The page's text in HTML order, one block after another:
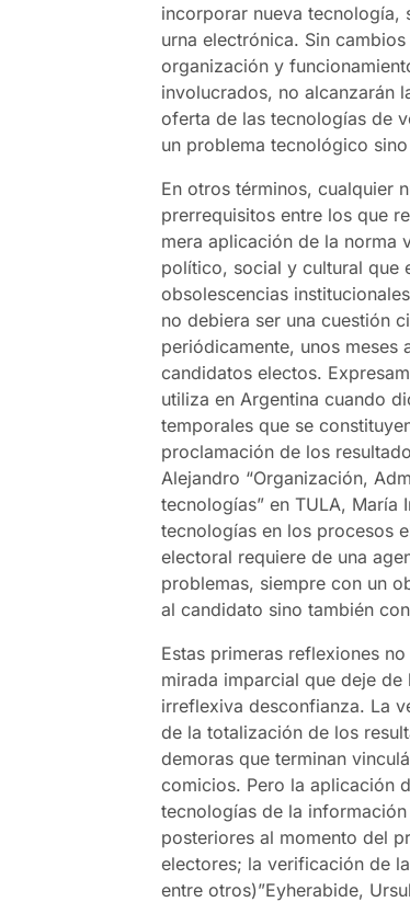
incorporar nueva tecnología,
urna electrónica. Sin
organización y
involucrados, no alcanzarán
oferta de las tecnologías de
un problema tecnológico
En otros términos, cualquier
prerrequisitos entre los que
mera aplicación de la norma
político, social y cultural que
obsolescencias
no debiera ser una cuestión
periódicamente, unos
candidatos electos.
utiliza en Argentina cuando
temporales que se
proclamación de los
Alejandro “Organización,
tecnologías” en TULA, María
tecnologías en los procesos
electoral requiere de una
problemas, siempre con un
al candidato sino también
Estas primeras reflexiones
mirada imparcial que deje de
irreflexiva desconfianza. La
de la totalización de los
demoras que terminan
comicios. Pero la aplicación
tecnologías de la
posteriores al momento del
electores; la verificación de
entre otros)”Eyherabide,